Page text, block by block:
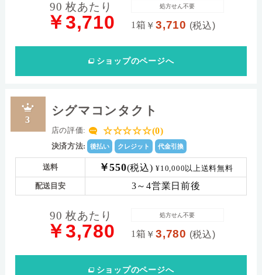
90 枚あたり
￥3,710 1箱 ￥3,710 (税込)
処方せん不要
ショップのページへ
3
シグマコンタクト
店の評価: ☆☆☆☆☆(0)
決済方法: 後払い クレジット 代金引換
送料 ￥550(税込) ¥10,000以上送料無料
配送目安 3～4営業日前後
90 枚あたり
￥3,780 1箱 ￥3,780 (税込)
処方せん不要
ショップのページへ